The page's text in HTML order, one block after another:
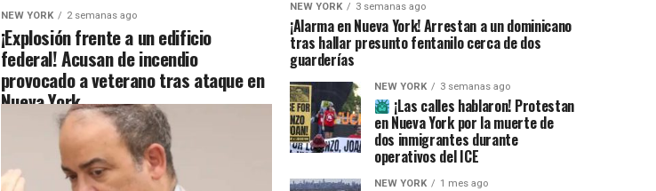
NEW YORK 2 semanas ago
¡Explosión frente a un edificio
federal! Acusan de incendio
provocado a veterano tras ataque en
Nueva York
NEW YORK 3 semanas ago
¡Alarma en Nueva York! Arrestan a un dominicano
tras hallar presunto fentanilo cerca de dos
guarderías
NEW YORK 3 semanas ago
¡Las calles hablaron! Protestan
en Nueva York por la muerte de
dos inmigrantes durante
operativos del ICE
NEW YORK 1 mes ago